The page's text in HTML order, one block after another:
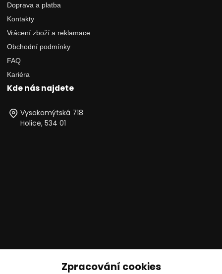
Doprava a platba
Kontakty
Vrácení zboží a reklamace
Obchodní podmínky
FAQ
Kariéra
Kde nás najdete
Vysokomýtská 718
Holice, 534 01
Zpracování cookies